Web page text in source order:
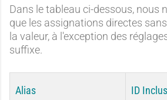
Dans le tableau ci-dessous, nous
que les assignations directes
la valeur, à l'exception des
suffixe.
Alias ID